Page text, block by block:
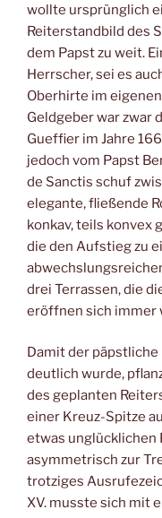
wollte ursprünglich
Reiterstandbild des
dem Papst zu weit.
Herrscher, sei es
Oberhirte im
Geldgeber war zwar
Gueffier im Jahre
jedoch vom Papst
de Sanctis schuf
elegante, fließende
konkav, teils konvex
die den Aufstieg zu
drei Terrassen, die
eröffnen sich immer
Damit der
deutlich wurde,
des geplanten
einer Kreuz-Spitze
etwas unglücklichen
asymmetrisch zur
trotziges
XV. musste sich mit